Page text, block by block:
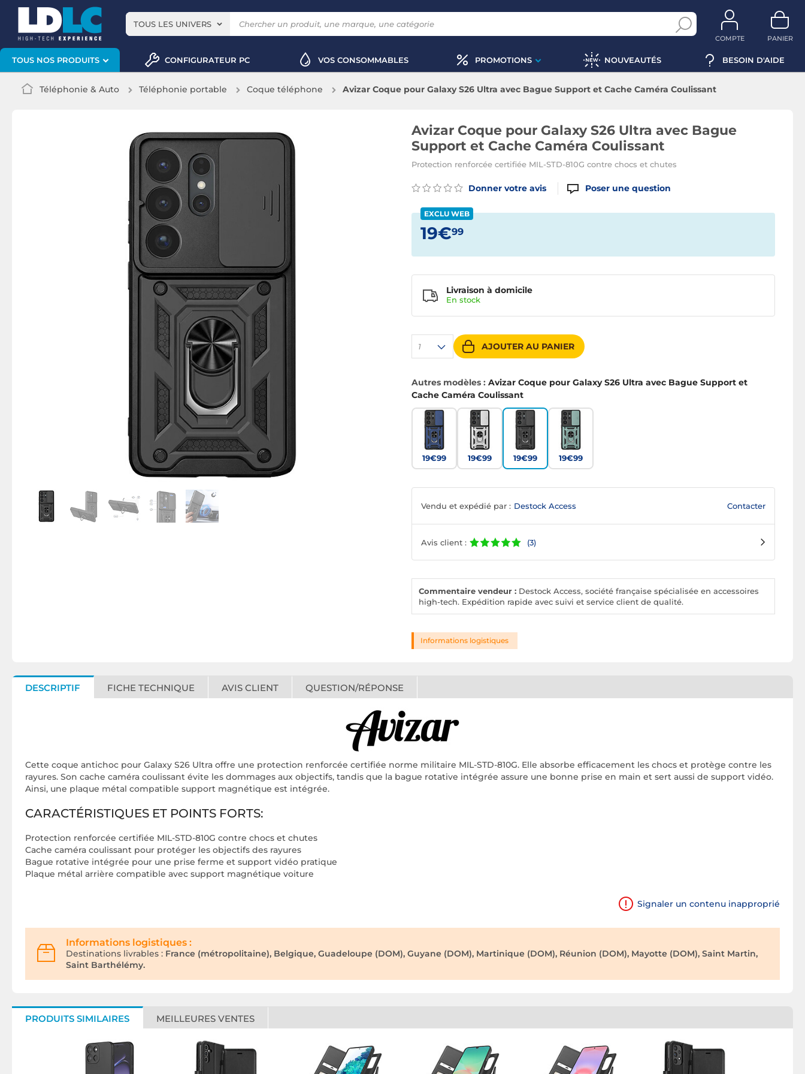
TOUS LES UNIVERS
COMPTE PANIER
TOUS NOS PRODUITS CONFIGURATEUR PC VOS CONSOMMABLES PROMOTIONS NOUVEAUTÉS BESOIN D'AIDE
Téléphonie & Auto Téléphonie portable Coque téléphone Avizar Coque pour Galaxy S26 Ultra avec Bague Support et Cache Caméra Coulissant
Avizar Coque pour Galaxy S26 Ultra avec Bague
Support et Cache Caméra Coulissant
Protection renforcée certifiée MIL-STD-810G contre chocs et chutes
Donner votre avis Poser une question
EXCLU WEB
19€99
1 AJOUTER AU PANIER
Livraison à domicile
En stock
Autres modèles : Avizar Coque pour Galaxy S26 Ultra avec Bague Support et
Cache Caméra Coulissant
19€99 19€99 19€99 19€99
Vendu et expédié par : Destock Access Contacter
Avis client : (3)
Commentaire vendeur : Destock Access, société française spécialisée en accessoires
high-tech. Expédition rapide avec suivi et service client de qualité.
Informations logistiques
DESCRIPTIF FICHE TECHNIQUE AVIS CLIENT QUESTION/RÉPONSE
Cette coque antichoc pour Galaxy S26 Ultra offre une protection renforcée certifiée norme militaire MIL-STD-810G. Elle absorbe efficacement les chocs et protège contre les
rayures. Son cache caméra coulissant évite les dommages aux objectifs, tandis que la bague rotative intégrée assure une bonne prise en main et sert aussi de support vidéo.
Ainsi, une plaque métal compatible support magnétique est intégrée.
CARACTÉRISTIQUES ET POINTS FORTS:
Protection renforcée certifiée MIL-STD-810G contre chocs et chutes
Cache caméra coulissant pour protéger les objectifs des rayures
Bague rotative intégrée pour une prise ferme et support vidéo pratique
Plaque métal arrière compatible avec support magnétique voiture
Signaler un contenu inapproprié
Informations logistiques :
Destinations livrables : France (métropolitaine), Belgique, Guadeloupe (DOM), Guyane (DOM), Martinique (DOM), Réunion (DOM), Mayotte (DOM), Saint Martin,
Saint Barthélémy.
PRODUITS SIMILAIRES MEILLEURES VENTES